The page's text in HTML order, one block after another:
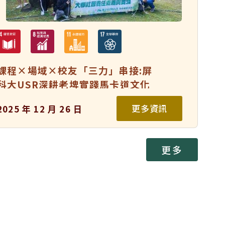
程×場域×校友「三力」串接:屏
大USR深耕老埤實踐馬卡道文化
年 12 月 26 日 更多資訊
更多